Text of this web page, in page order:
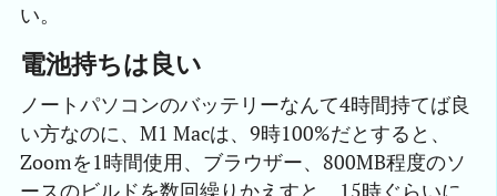
い。
電池持ちは良い
ノートパソコンのバッテリーなんて4時間持てば良
い方なのに、M1 Macは、9時100%だとすると、
Zoomを1時間使用、ブラウザー、800MB程度のソ